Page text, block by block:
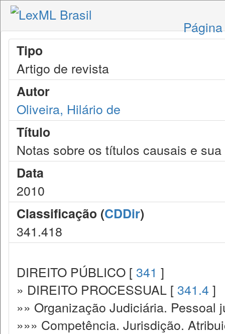
Tipo
Artigo de revista
Autor
Oliveira, Hilário de
Título
Notas sobre os títulos causais e
Data
2010
Classificação (CDDir)
341.418
DIREITO PÚBLICO [ 341 ]
» DIREITO PROCESSUAL [ 341.4 ]
»» Organização Judiciária. Pessoal
»»» Competência. Jurisdição.